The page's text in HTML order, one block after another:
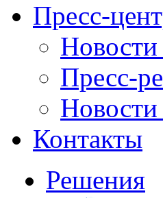
Пресс-
Пресс-
Контакты
Решения